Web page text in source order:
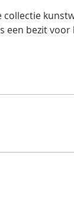
collectie
een bezit